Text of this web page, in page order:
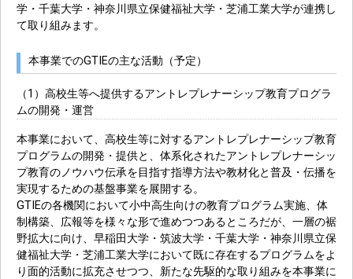
学・千葉大学・神奈川県立保健福祉大学・芝浦工業大学が連携し
て取り組みます。
本事業でのGTIEの主な活動（予定）
（1）高校生等へ提供するアントレプレナーシップ教育プログラ
ムの開発・運営
本事業において、高校生等に対するアントレプレナーシップ教育
プログラムの開発・提供と、体系化されたアントレプレナーシッ
プ教育のノウハウ伝承を目指す指導方法や教材化と普及・伝播を
実現するための基盤事業を展開する。
GTIEの各機関において小中高生向けの教育プログラム実施、体
制構築、広報等を様々な形で進めつつあるところだが、一層の裾
野拡大に向け、早稲田大学・筑波大学・千葉大学・神奈川県立保
健福祉大学・芝浦工業大学において既に存在するプログラムをよ
り面的活動に拡充させつつ、新たな先駆的な取り組みを本事業に